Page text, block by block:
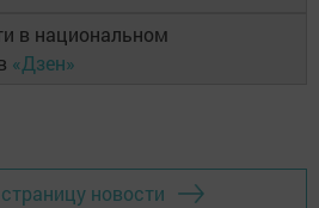
в национальном
«Дзен»
новости